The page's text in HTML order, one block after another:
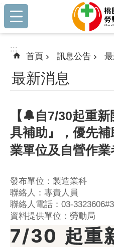
跳到主要內容區塊
:::
:::
首頁 訊息公告
最新消息
【🔔自7/30起重
具補助』，優先
業單位及自營作業
發布單位：製造業科
聯絡人：專責人員
聯絡人電話：03-
資料提供單位：勞動局
7/30 起重